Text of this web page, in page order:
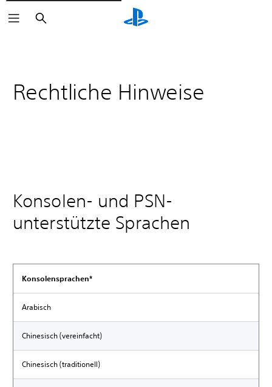
Suchen
Rechtliche Hinweise
Konsolen- und PSN-
unterstützte Sprachen
Konsolensprachen*
Arabisch
Chinesisch (vereinfacht)
Chinesisch (traditionell)